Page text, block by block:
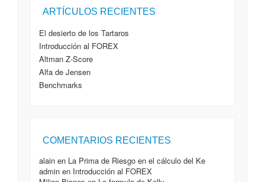
VaR ( Value at Risk) - 26 Enero, 2014
Cartera eficiente de Bolsia.com - 26 Enero, 2014
Riesgo Sistemático
La Prima de Riesgo en el cálculo del Ke
2012
Sortino Ratio (Ratios de Performance de Carteras)
Noviembre, 2012
Omega Ratio
ARTÍCULOS RECIENTES
El desierto de los Tartaros
Introducción al FOREX
Altman Z-Score
Alfa de Jensen
Benchmarks
COMENTARIOS RECIENTES
alain en La Prima de Riesgo en el cálculo del Ke
admin en Introducción al FOREX